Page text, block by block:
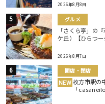
2026年8月8日
グルメ
「さくら亭」の
ケ丘）【ひらつー
2026年8月7日
開店・閉店
NEW 枚方市駅の
「